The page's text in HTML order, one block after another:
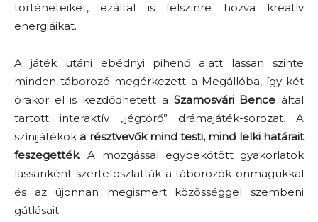
történeteiket, ezáltal is felszínre hozva kreatív
energiáikat.
A játék utáni ebédnyi pihenő alatt lassan szinte
minden táborozó megérkezett a Megállóba, így két
órakor el is kezdődhetett a Szamosvári Bence által
tartott interaktív „jégtörő” drámajáték-sorozat. A
színijátékok a résztvevők mind testi, mind lelki határait
feszegették. A mozgással egybekötött gyakorlatok
lassanként szertefoszlatták a táborozók önmagukkal
és az újonnan megismert közösséggel szembeni
gátlásait.